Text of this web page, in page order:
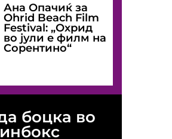
Ана Опачиќ за
Оhrid Beach Film
Festival: „Охрид
во јули е филм на
Сорентино“
боцка во
инбокс